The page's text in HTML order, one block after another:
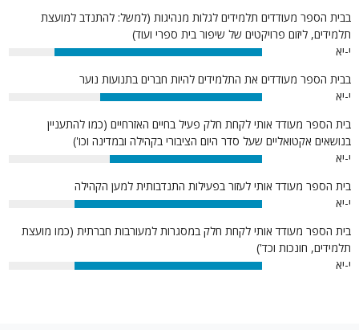
בבית הספר מעודדים תלמידים לגלות מנהיגות (למשל: להתנדב למועצת
תלמידים, ליזום פרויקטים של שיפור בית ספרי ועוד)
י-יא
82%
בבית הספר מעודדים את התלמידים להיות חברים בתנועות נוער
י-יא
64%
בית הספר מעודד אותי לקחת חלק פעיל בחיים האזרחיים (כמו להתעניין
בנושאים אקטואליים שעל סדר היום הציבורי בקהילה ובמדינה וכו')
י-יא
60%
בית הספר מעודד אותי לעזור בפעילות התנדבותית למען הקהילה
י-יא
74%
בית הספר מעודד אותי לקחת חלק במסגרות למעורבות חברתית (כמו מועצת
תלמידים, חונכות וכד')
י-יא
74%